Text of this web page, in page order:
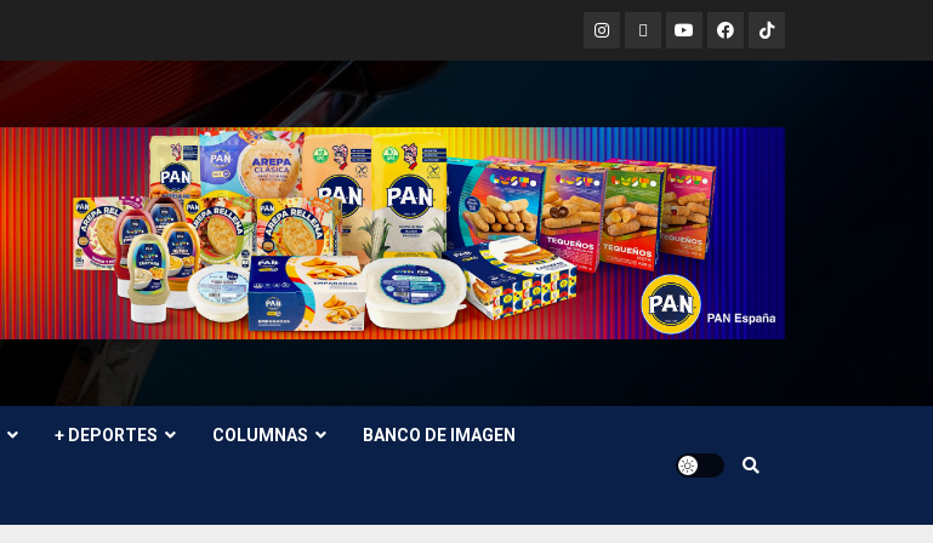
Instagram
X YoutubeFacebook
TikTok
+ DEPORTES COLUMNAS BANCO DE IMAGEN